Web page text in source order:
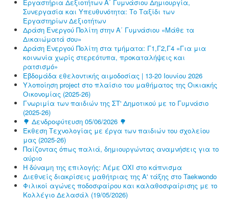
Εργαστήρια Δεξιοτήτων Α΄ Γυμνάσιου Δημιουργία,
Συνεργασία και Υπευθυνότητα: Το Ταξίδι των
Εργαστηρίων Δεξιοτήτων
Δράση Ενεργού Πολίτη στην Α΄ Γυμνάσιου «Μάθε τα
Δικαιώματά σου»
Δράση Ενεργού Πολίτη στα τμήματα: Γ1,Γ2,Γ4 «Για μια
κοινωνία χωρίς στερεότυπα, προκαταλήψεις και
ρατσισμό»
Εβδομάδα εθελοντικής αιμοδοσίας | 13-20 Ιουνίου 2026
Υλοποίηση project στο πλαίσιο του μαθήματος της Οικιακής
Οικονομίας (2025-26)
Γνωριμία των παιδιών της ΣΤ' Δημοτικού με το Γυμνάσιο
(2025-26)
🌳 Δενδροφύτευση 05/06/2026 🌳
Έκθεση Τεχνολογίας με έργα των παιδιών του σχολείου
μας (2025-26)
Παίζοντας όπως παλιά, δημιουργώντας αναμνήσεις για το
αύριο
Η δύναμη της επιλογής: Λέμε ΟΧΙ στο κάπνισμα
Διεθνείς διακρίσεις μαθήτριας της Α' τάξης στο Taekwondo
Φιλικοί αγώνες ποδοσφαίρου και καλαθοσφαίρισης με το
Κολλέγιο Δελασάλ (19/05/2026)